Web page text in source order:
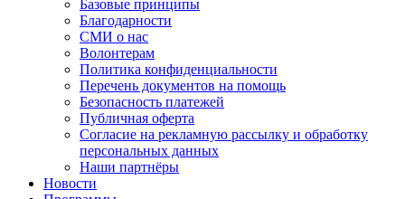
Базовые принципы
Благодарности
СМИ о нас
Волонтерам
Политика конфиденциальности
Перечень документов на помощь
Безопасность платежей
Публичная оферта
Согласие на рекламную рассылку и обработку
персональных данных
Наши партнёры
Новости